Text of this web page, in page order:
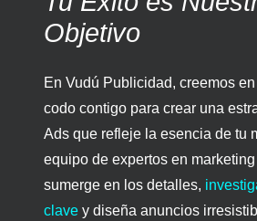
Objetivo
En Vudú Publicidad, creemos
codo contigo para crear una
Ads que refleje la esencia de tu
equipo de expertos en
sumerge en los detalles,
clave y diseña anuncios